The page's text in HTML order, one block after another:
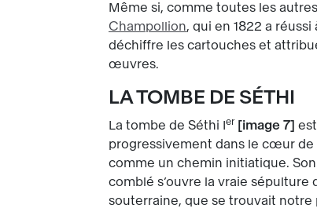
Même si, comme toutes les
Champollion, qui en 1822 a
déchiffre les cartouches et
œuvres.
LA TOMBE DE SÉTHI
La tombe de Séthi Ier image 7
progressivement dans le cœur de
comme un chemin initiatique.
comblé s’ouvre la vraie
souterraine, que se trouvait